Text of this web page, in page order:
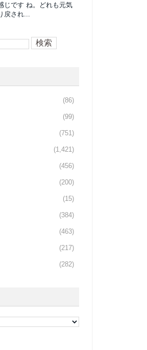
じです ね。どれも元気
され...
(86)
(99)
(751)
(1,421)
(456)
(200)
(15)
(384)
(463)
(217)
(282)